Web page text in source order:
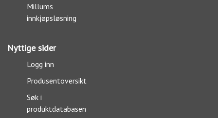
Millums
innkjøpsløsning
Nyttige sider
Logg inn
Produsentoversikt
Søk i
produktdatabasen